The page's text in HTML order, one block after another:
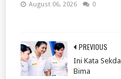
August 06, 2026 0
PREVIOUS
Ini Kata
Bima